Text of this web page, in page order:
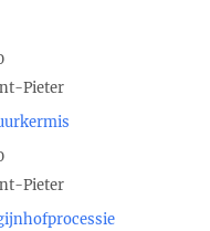
Pieter
Pieter